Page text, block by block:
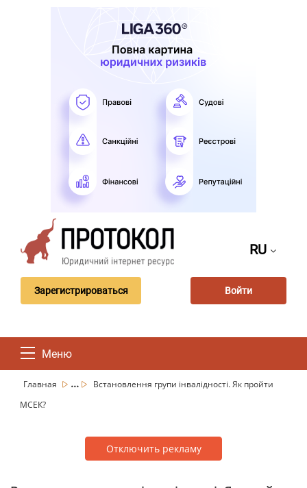
RU
Зарегистрироваться Войти
Меню
Главная ...
Встановлення групи інвалідності. Як пройти
МСЕК?
Отключить рекламу